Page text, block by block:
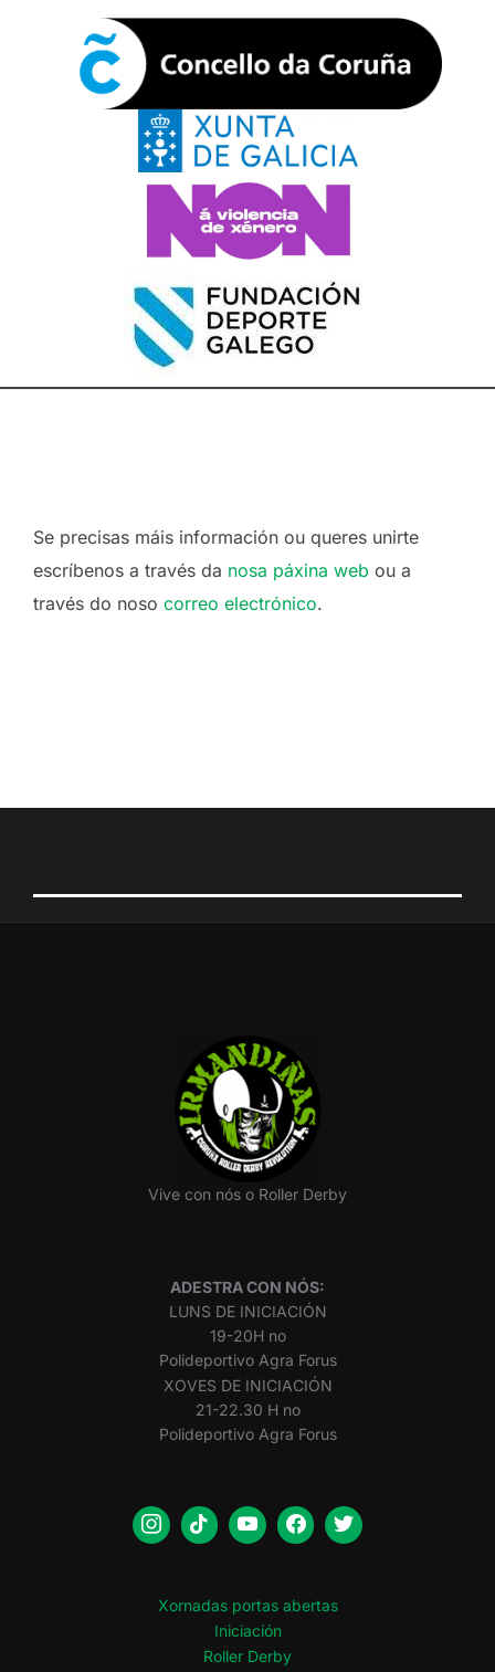
Se precisas máis información ou queres unirte
escríbenos a través da nosa páxina web ou a
través do noso correo electrónico.
Vive con nós o Roller Derby
ADESTRA CON NÓS:
LUNS DE INICIACIÓN
19-20H no
Polideportivo Agra Forus
XOVES DE INICIACIÓN
21-22.30 H no
Polideportivo Agra Forus
Xornadas portas abertas
Iniciación
Roller Derby